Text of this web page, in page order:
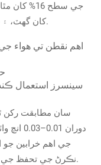
کان گهٽ، ۽ حرارت 120 فهرنهايٽ کان گهٽ برقرار رکڻ.
اهم نقطن تي هواء
دوران
نڪرڻ جي تحفظ جي ضرورتن سان مطابقت يقيني بڻائيندي آهي.